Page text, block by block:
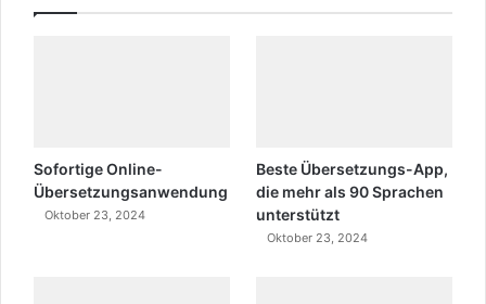
Sofortige Online-
Übersetzungsanwendung
Oktober 23, 2024
Beste Übersetzungs-App,
die mehr als 90 Sprachen
unterstützt
Oktober 23, 2024